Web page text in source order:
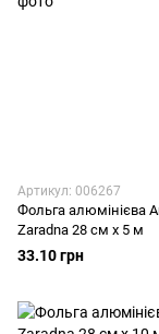
Артикул: 006267
Фольга алюмінієва
Zaradna 28 см х 5 м
33.10 грн